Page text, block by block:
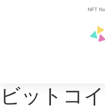
NFT
ビットコ